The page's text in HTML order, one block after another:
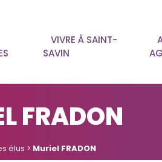
VIVRE À SAINT-
SAVIN
FRADON
élus > Muriel FRADON